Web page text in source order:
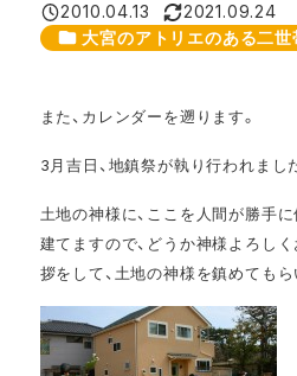
投稿日
2010.04.13
更新日
2021.09.24
カテゴリー
大宮のアトリエのある二世
また、カレンダーを遡ります。
3月吉日、地鎮祭が執り行われまし
土地の神様に、ここを人間が勝手
建てますので、どうか神様よろし
拶をして、土地の神様を鎮めてもら